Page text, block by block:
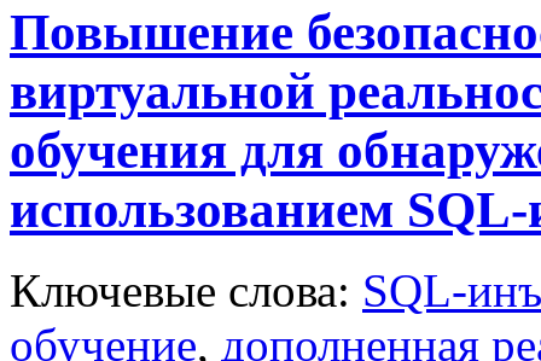
Повышение
виртуальной
обучения для
использованием
Ключевые слова: SQL-
обучение, дополненная